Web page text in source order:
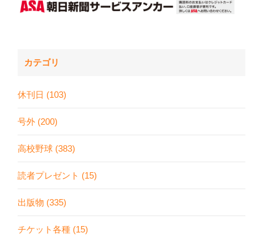
カテゴリ
休刊日 (103)
号外 (200)
高校野球 (383)
読者プレゼント (15)
出版物 (335)
チケット各種 (15)